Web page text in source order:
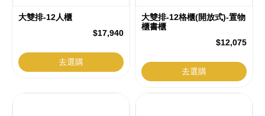
大雙排-12人櫃
$17,940
去選購
大雙排-12格櫃(開放式)-置物
櫃書櫃
$12,075
去選購